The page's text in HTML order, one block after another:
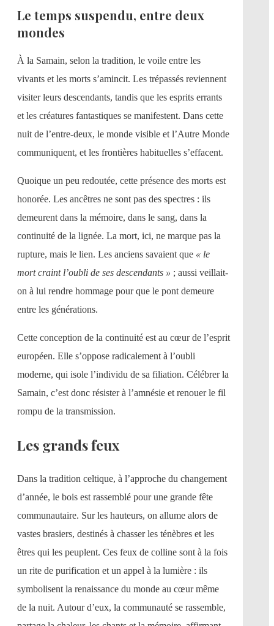
Le temps suspendu, entre deux
mondes
À la Samain, selon la tradition, le voile entre les
vivants et les morts s’amincit. Les trépassés reviennent
visiter leurs descendants, tandis que les esprits errants
et les créatures fantastiques se manifestent. Dans cette
nuit de l’entre-deux, le monde visible et l’Autre Monde
communiquent, et les frontières habituelles s’effacent.
Quoique un peu redoutée, cette présence des morts est
honorée. Les ancêtres ne sont pas des spectres : ils
demeurent dans la mémoire, dans le sang, dans la
continuité de la lignée. La mort, ici, ne marque pas la
rupture, mais le lien. Les anciens savaient que « le
mort craint l’oubli de ses descendants » ; aussi veillait-
on à lui rendre hommage pour que le pont demeure
entre les générations.
Cette conception de la continuité est au cœur de l’esprit
européen. Elle s’oppose radicalement à l’oubli
moderne, qui isole l’individu de sa filiation. Célébrer la
Samain, c’est donc résister à l’amnésie et renouer le fil
rompu de la transmission.
Les grands feux
Dans la tradition celtique, à l’approche du changement
d’année, le bois est rassemblé pour une grande fête
communautaire. Sur les hauteurs, on allume alors de
vastes brasiers, destinés à chasser les ténèbres et les
êtres qui les peuplent. Ces feux de colline sont à la fois
un rite de purification et un appel à la lumière : ils
symbolisent la renaissance du monde au cœur même
de la nuit. Autour d’eux, la communauté se rassemble,